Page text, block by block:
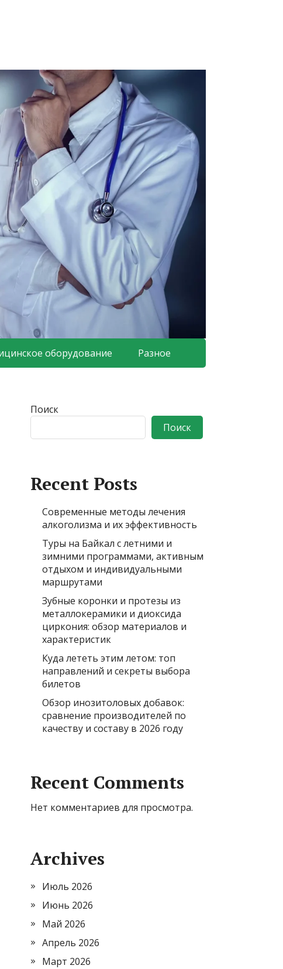
оборудование Разное
Поиск
Поиск
Recent Posts
Современные методы лечения
алкоголизма и их эффективность
Туры на Байкал с летними и
зимними программами, активным
отдыхом и индивидуальными
маршрутами
Зубные коронки и протезы из
металлокерамики и диоксида
циркония: обзор материалов и
характеристик
Куда лететь этим летом: топ
направлений и секреты выбора
билетов
Обзор инозитоловых добавок:
сравнение производителей по
качеству и составу в 2026 году
Recent Comments
Нет комментариев для просмотра.
Archives
Июль 2026
Июнь 2026
Май 2026
Апрель 2026
Март 2026